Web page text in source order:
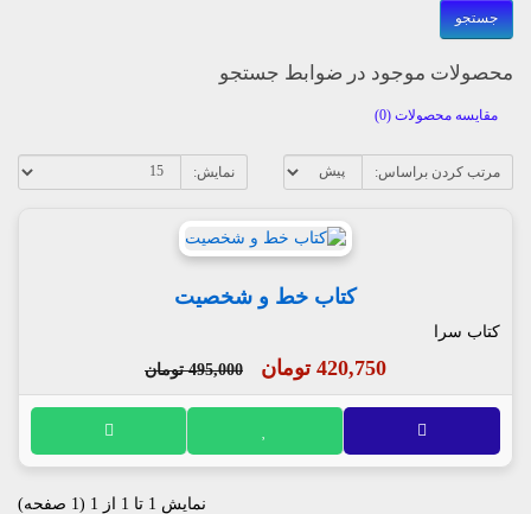
محصولات موجود در ضوابط جستجو
مقایسه محصولات (0)
مرتب کردن براساس: نمایش:
کتاب خط و شخصیت
کتاب سرا
420,750 تومان 495,000 تومان
نمایش 1 تا 1 از 1 (1 صفحه)